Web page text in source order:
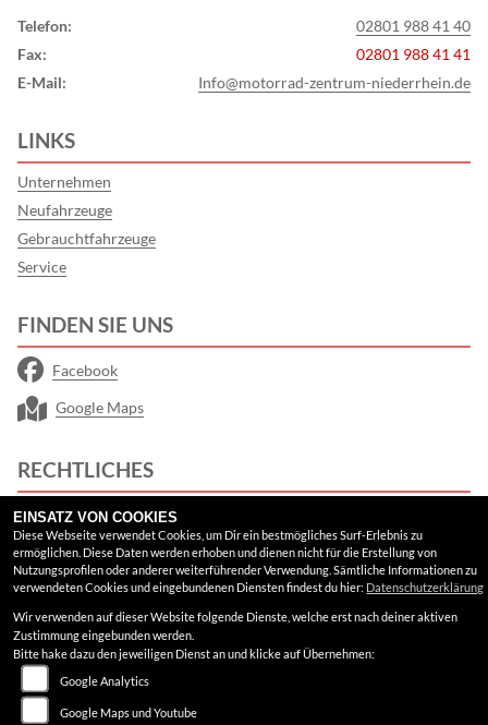
Telefon:
02801 988 41 40
Fax:
02801 988 41 41
E-Mail:
Info@motorrad-zentrum-niederrhein.de
LINKS
Unternehmen
Neufahrzeuge
Gebrauchtfahrzeuge
Service
FINDEN SIE UNS
Facebook
Google Maps
RECHTLICHES
AGB
Impressum
Datenschutz
Disclaimer
Barrierefreiheit
EINSATZ VON COOKIES
Diese Webseite verwendet Cookies, um Dir ein bestmögliches Surf-Erlebnis zu
ermöglichen. Diese Daten werden erhoben und dienen nicht für die Erstellung von
Nutzungsprofilen oder anderer weiterführender Verwendung. Sämtliche Informationen zu
verwendeten Cookies und eingebundenen Diensten findest du hier: Datenschutzerklärung
Wir verwenden auf dieser Website folgende Dienste, welche erst nach deiner aktiven
Zustimmung eingebunden werden.
Bitte hake dazu den jeweiligen Dienst an und klicke auf Übernehmen:
Google Analytics
Google Maps und Youtube